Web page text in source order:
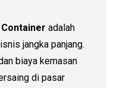
adalah
jangka panjang.
biaya kemasan
di pasar